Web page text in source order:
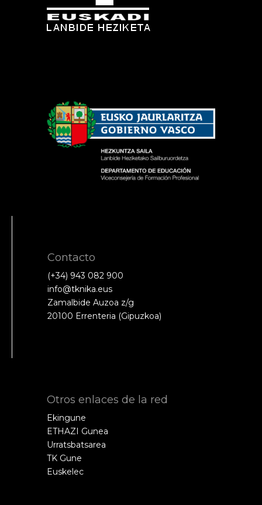
Contacto
(+34) 943 082 900
info@tknika.eus
Zamalbide Auzoa z/g
20100 Errenteria (Gipuzkoa)
Otros enlaces de la red
Ekingune
ETHAZI Gunea
Urratsbatsarea
TK Gune
Euskelec